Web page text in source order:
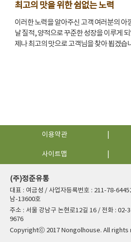
최고의 맛을 위한 쉼없는 노력
이러한 노력을 알아주신 고객 여러분의 아
날 질적, 양적으로 꾸준한 성장을 이루게
제나 최고의 맛으로 고객님을 찾아 뵙겠습
이용약관
사이트맵
(주)정준유통
대표 : 여금성 / 사업자등록번호 : 211-78-
남-13600호
주소 : 서울 강남구 논현로12길 16 / 전화 :
9676
Copyrightⓒ 2017 Nongolhouse. All rights